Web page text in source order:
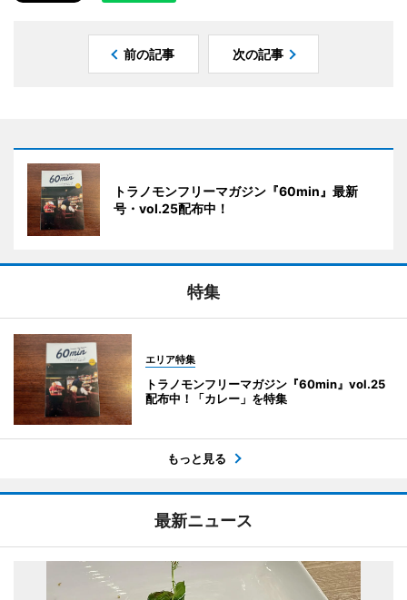
前の記事 次の記事
トラノモンフリーマガジン『60min』最新
号・vol.25配布中！
特集
エリア特集
トラノモンフリーマガジン『60min』vol.25
配布中！「カレー」を特集
もっと見る
最新ニュース